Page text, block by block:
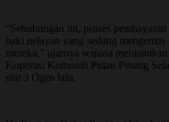
“Sehubungan itu, proses
baki nelayan yang sedang
mereka,” ujarnya semasa
Koperasi Komuniti Pulau Pinang
sini 3 Ogos lalu.